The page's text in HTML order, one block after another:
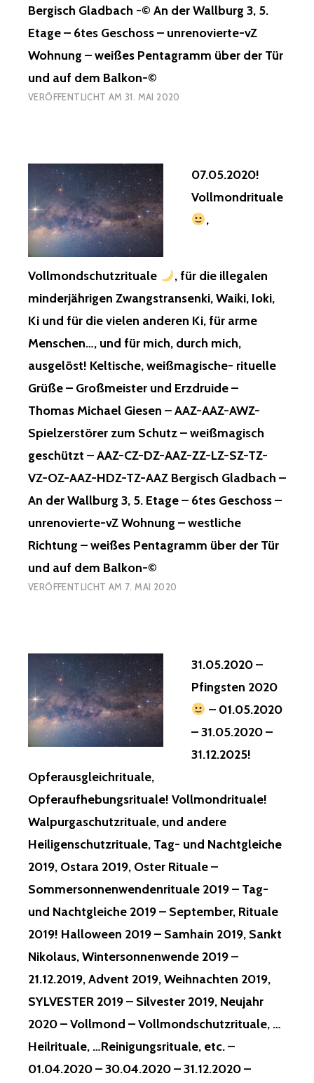
Bergisch Gladbach -© An der Wallburg 3, 5.
Etage – 6tes Geschoss – unrenovierte-vZ
Wohnung – weißes Pentagramm über der Tür
und auf dem Balkon-©
VERÖFFENTLICHT AM 31. MAI 2020
07.05.2020!
Vollmondrituale
,
Vollmondschutzrituale
, für die illegalen
minderjährigen Zwangstransenki, Waiki, Ioki,
Ki und für die vielen anderen Ki, für arme
Menschen…, und für mich, durch mich,
ausgelöst! Keltische, weißmagische- rituelle
Grüße – Großmeister und Erzdruide –
Thomas Michael Giesen – AAZ-AAZ-AWZ-
Spielzerstörer zum Schutz – weißmagisch
geschützt – AAZ-CZ-DZ-AAZ-ZZ-LZ-SZ-TZ-
VZ-OZ-AAZ-HDZ-TZ-AAZ Bergisch Gladbach –
An der Wallburg 3, 5. Etage – 6tes Geschoss –
unrenovierte-vZ Wohnung – westliche
Richtung – weißes Pentagramm über der Tür
und auf dem Balkon-©
VERÖFFENTLICHT AM 7. MAI 2020
31.05.2020 –
Pfingsten 2020
– 01.05.2020
– 31.05.2020 –
31.12.2025!
Opferausgleichrituale,
Opferaufhebungsrituale! Vollmondrituale!
Walpurgaschutzrituale, und andere
Heiligenschutzrituale, Tag- und Nachtgleiche
2019, Ostara 2019, Oster Rituale –
Sommersonnenwendenrituale 2019 – Tag-
und Nachtgleiche 2019 – September, Rituale
2019! Halloween 2019 – Samhain 2019, Sankt
Nikolaus, Wintersonnenwende 2019 –
21.12.2019, Advent 2019, Weihnachten 2019,
SYLVESTER 2019 – Silvester 2019, Neujahr
2020 – Vollmond – Vollmondschutzrituale, …
Heilrituale, …Reinigungsrituale, etc. –
01.04.2020 – 30.04.2020 – 31.12.2020 –